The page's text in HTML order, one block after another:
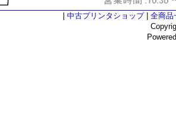
中古プリンタショップ| 全商品